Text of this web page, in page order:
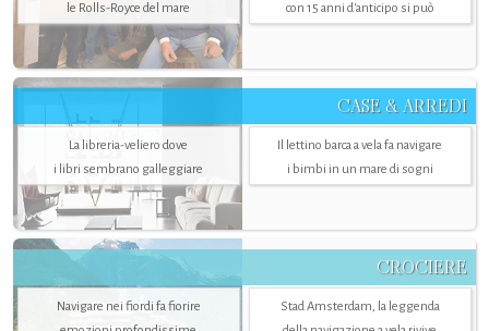
le Rolls-Royce del mare
con 15 anni d'anticipo si può
CASE & ARREDI
La libreria-veliero dove
i libri sembrano galleggiare
Il lettino barca a vela fa navigare
i bimbi in un mare di sogni
CROCIERE
Navigare nei fiordi fa fiorire
Stad Amsterdam, la leggenda